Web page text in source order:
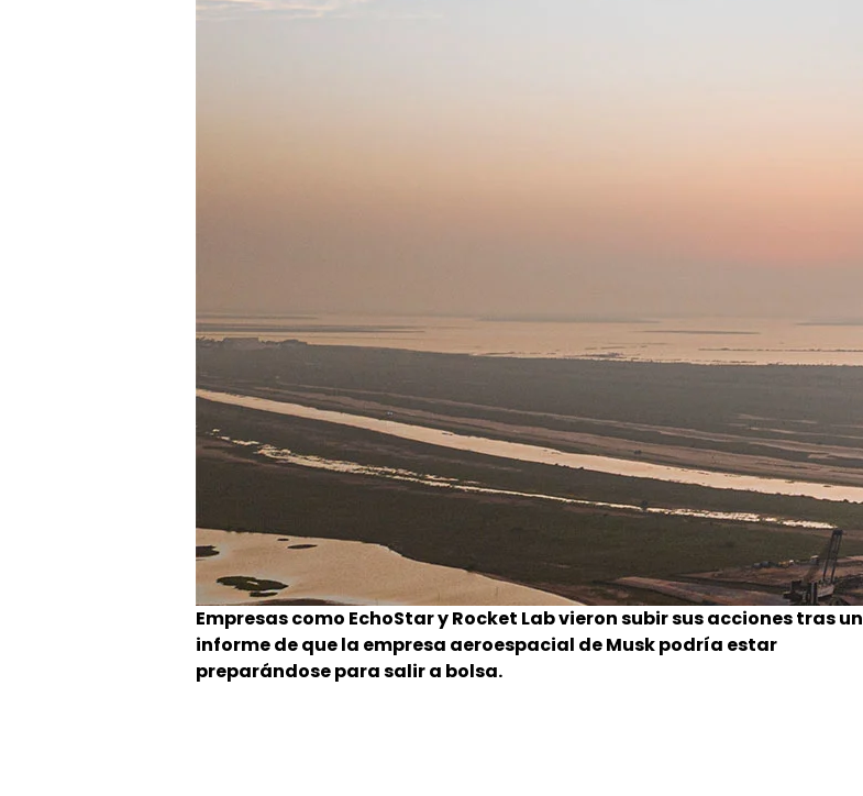
Empresas como EchoStar y Rocket Lab vieron subir sus acciones tras un
informe de que la empresa aeroespacial de Musk podría estar
preparándose para salir a bolsa.